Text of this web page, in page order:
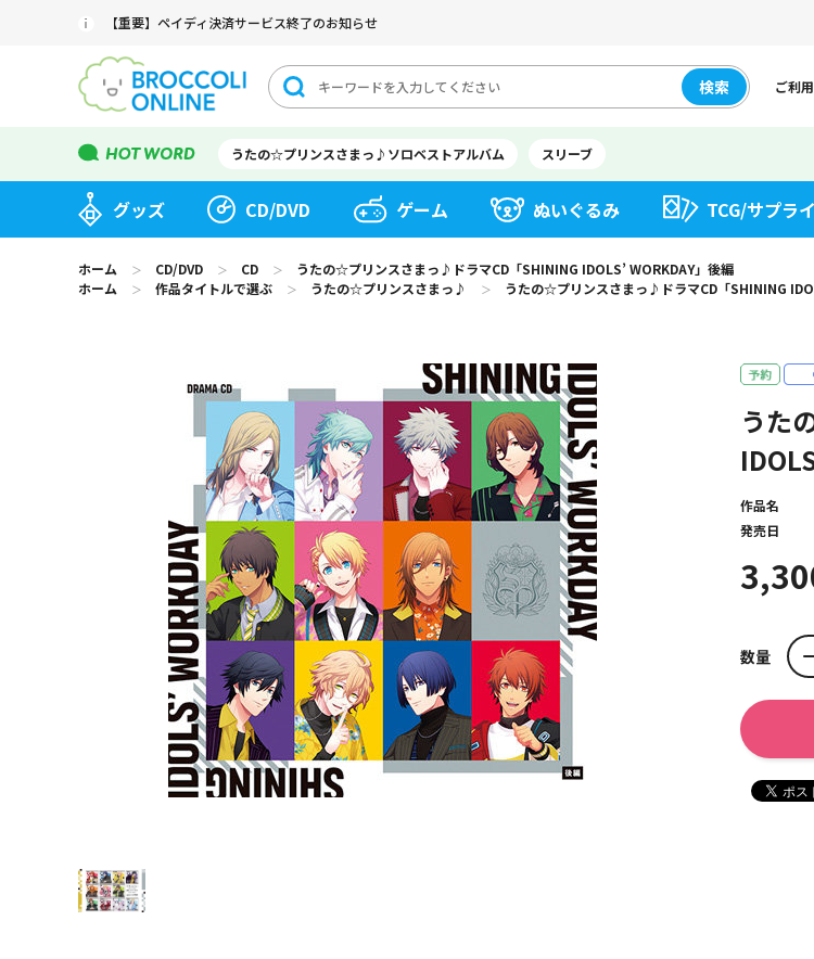
【重要】ペイディ決済サービス終了のお知らせ
検索 ご利
うたの☆プリンスさまっ♪ソロベストアルバム スリーブ
グッズ CD/DVD ゲーム ぬいぐるみ TCG/サプライ
ホーム ＞ CD/DVD ＞ CD ＞
うたの☆プリンスさまっ♪ドラマCD「SHINING IDOLS’ WORKDAY」後編
ホーム
＞ 作品タイトルで選ぶ ＞ うたの☆プリンスさまっ♪ ＞ うたの☆プリンスさまっ♪ドラマCD「SHINING
うた
作品名
発売日
数量